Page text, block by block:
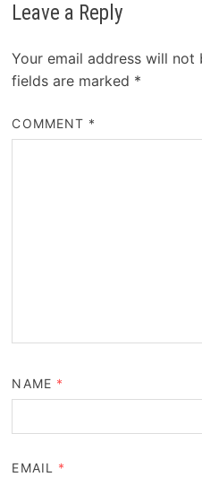
Leave a Reply
Your email address will not
fields are marked *
COMMENT *
NAME *
EMAIL *